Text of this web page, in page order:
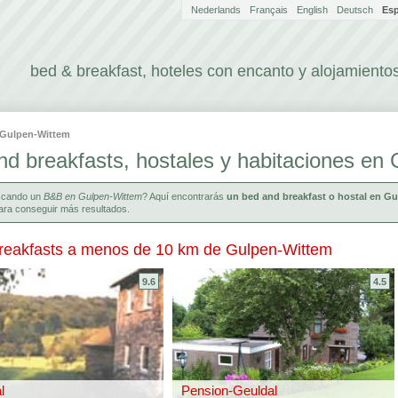
bed & breakfast, hoteles con encanto y
Nederlands Français English Deutsch
Gulpen-Wittem
breakfasts, hostales y habitaciones en
un B&B en Gulpen-Wittem? Aquí encontrarás un bed and breakfast o hostal en
conseguir más resultados.
a menos de 10 km de Gulpen-Wittem
9.6
Pension-Geuldal
4.5